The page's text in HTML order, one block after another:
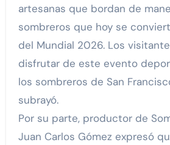
artesanas que bordan de
sombreros que hoy se
del Mundial 2026. Los
disfrutar de este evento
los sombreros de San
subrayó.
Por su parte, productor de
Juan Carlos Gómez expresó